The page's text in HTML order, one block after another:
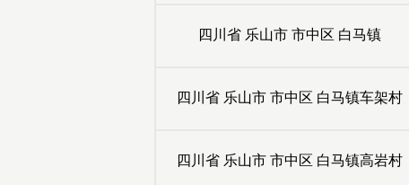
四川省 乐山市 市中区 白马镇
四川省 乐山市 市中区 白马镇车架村
四川省 乐山市 市中区 白马镇高岩村